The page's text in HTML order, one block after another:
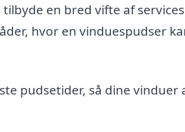
en bred vifte af
hvor en vinduespudser
pudsetider, så dine vinduer